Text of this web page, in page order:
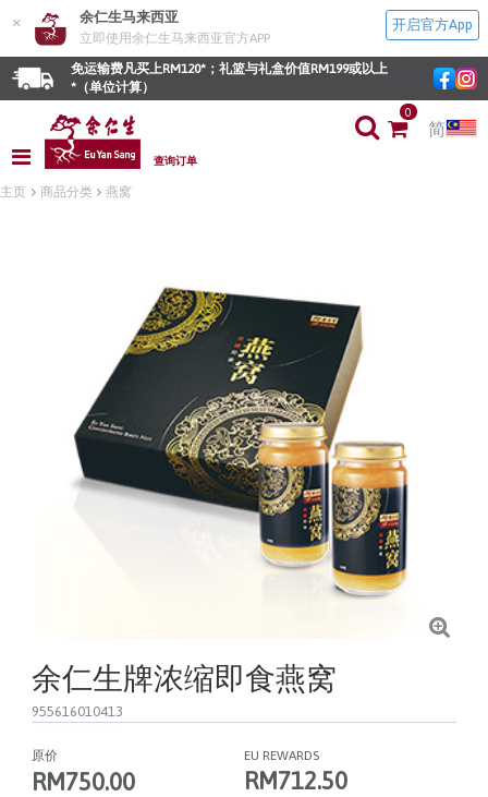
× 余仁生马来西亚
立即使用余仁生马来西亚官方APP
开启官方App
免运输费凡买上RM120*；礼篮与礼盒价值RM199或以上
*（单位计算）
查询订单
0
简
主页 商品分类 燕窝
余仁生牌浓缩即食燕窝
955616010413
原价
RM750.00
EU REWARDS
RM712.50